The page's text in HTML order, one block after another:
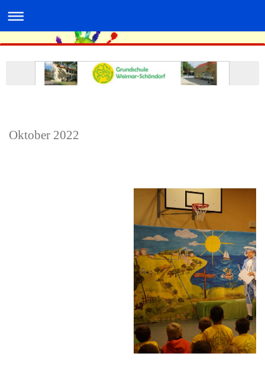
Oktober 2022